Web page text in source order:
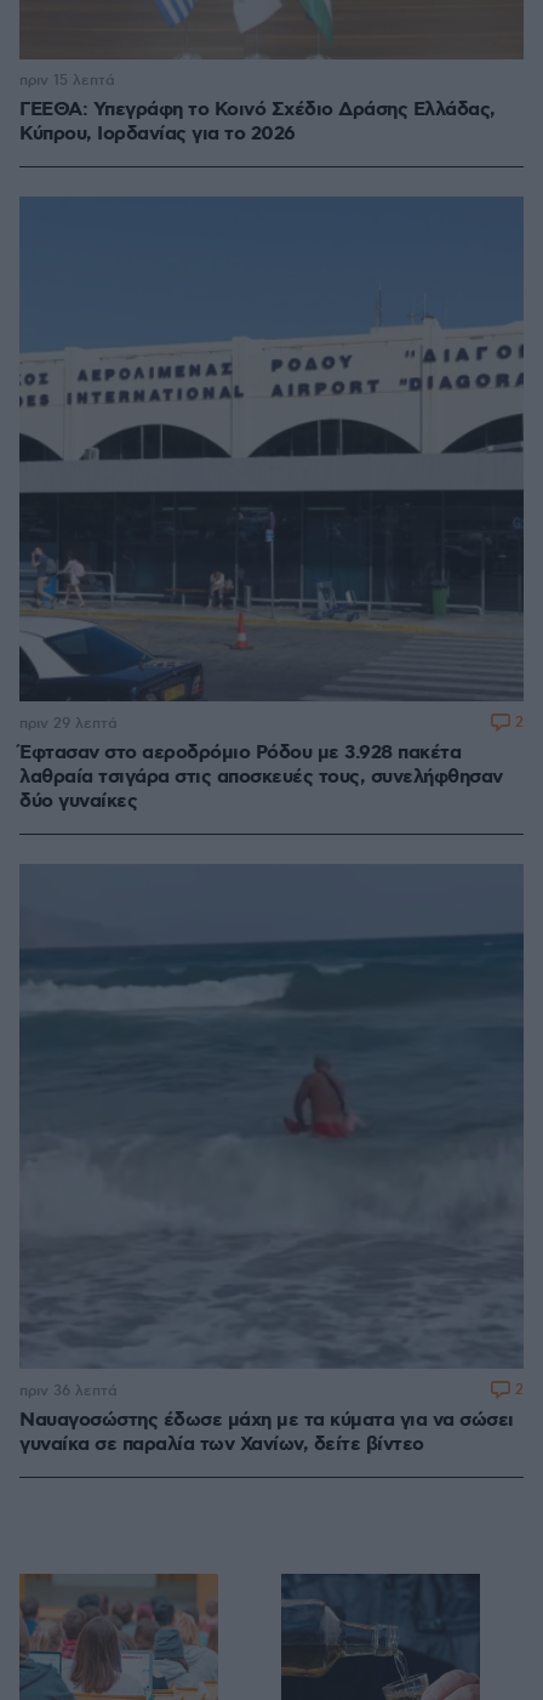
ΓΕΕΘΑ: Υπεγράφη το Κοινό Σχέδιο Δράσης Ελλάδας,
Κύπρου, Ιορδανίας για το 2026
πριν 15 λεπτά
Έφτασαν στο αεροδρόμιο Ρόδου με 3.928 πακέτα
λαθραία τσιγάρα στις αποσκευές τους, συνελήφθησαν
δύο γυναίκες
πριν 29 λεπτά 2
Ναυαγοσώστης έδωσε μάχη με τα κύματα για να σώσει
γυναίκα σε παραλία των Χανίων, δείτε βίντεο
πριν 36 λεπτά 2